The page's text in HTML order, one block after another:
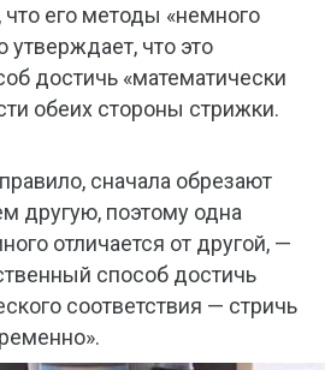
его методы «немного
утверждает, что это
достичь «математически
обеих стороны стрижки.
сначала обрезают
другую, поэтому одна
отличается от другой, —
способ достичь
соответствия — стричь